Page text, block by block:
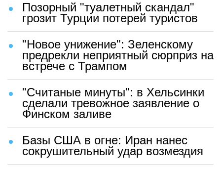
Позорный "туалетный скандал"
грозит Турции потерей туристов
"Новое унижение": Зеленскому
предрекли неприятный сюрприз на
встрече с Трампом
"Считаные минуты": в Хельсинки
сделали тревожное заявление о
Финском заливе
Базы США в огне: Иран нанес
сокрушительный удар возмездия